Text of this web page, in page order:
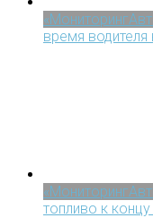
время
топливо к